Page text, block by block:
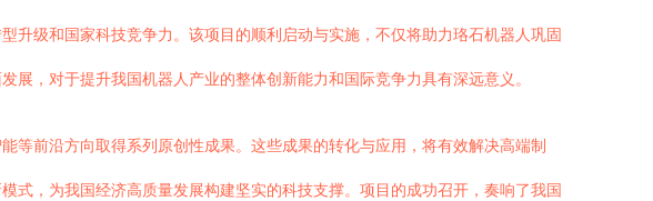
升级和国家科技竞争力。该项目的顺利启动与实施，不仅将助力珞石机器人巩固
，对于提升我国机器人产业的整体创新能力和国际竞争力具有深远意义。
等前沿方向取得系列原创性成果。这些成果的转化与应用，将有效解决高端制
式，为我国经济高质量发展构建坚实的科技支撑。项目的成功召开，奏响了我国